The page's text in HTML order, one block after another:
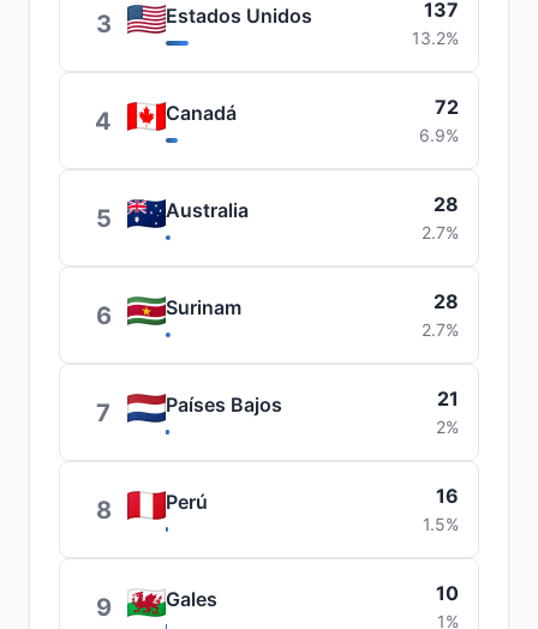
3 Estados Unidos 137
13.2%
4 Canadá 72
6.9%
5 Australia 28
2.7%
6 Surinam 28
2.7%
7 Países Bajos 21
2%
8 Perú 16
1.5%
9 Gales 10
1%